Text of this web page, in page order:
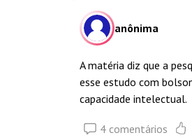
anônima
A matéria diz que a
esse estudo com
capacidade intelectual.
4 comentários